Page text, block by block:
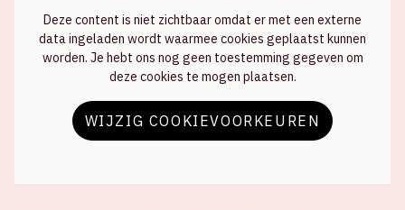
Deze content is niet zichtbaar omdat er met een externe
data ingeladen wordt waarmee cookies geplaatst kunnen
worden. Je hebt ons nog geen toestemming gegeven om
deze cookies te mogen plaatsen.
WIJZIG COOKIEVOORKEUREN